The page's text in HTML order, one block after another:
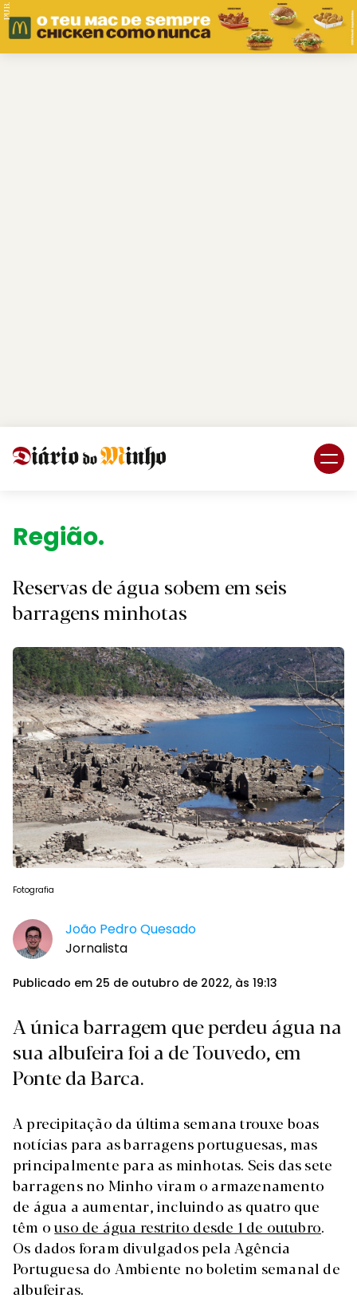
PUB.
Região.
Reservas de água sobem em seis
barragens minhotas
Fotografia
João Pedro Quesado
Jornalista
Publicado em 25 de outubro de 2022, às 19:13
A única barragem que perdeu água na
sua albufeira foi a de Touvedo, em
Ponte da Barca.
A precipitação da última semana trouxe boas
notícias para as barragens portuguesas, mas
principalmente para as minhotas. Seis das sete
barragens no Minho viram o armazenamento
de água a aumentar, incluindo as quatro que
têm ouso de água restrito desde 1 de outubro.
Os dados foram divulgados pela Agência
Portuguesa do Ambiente no boletim semanal de
albufeiras.